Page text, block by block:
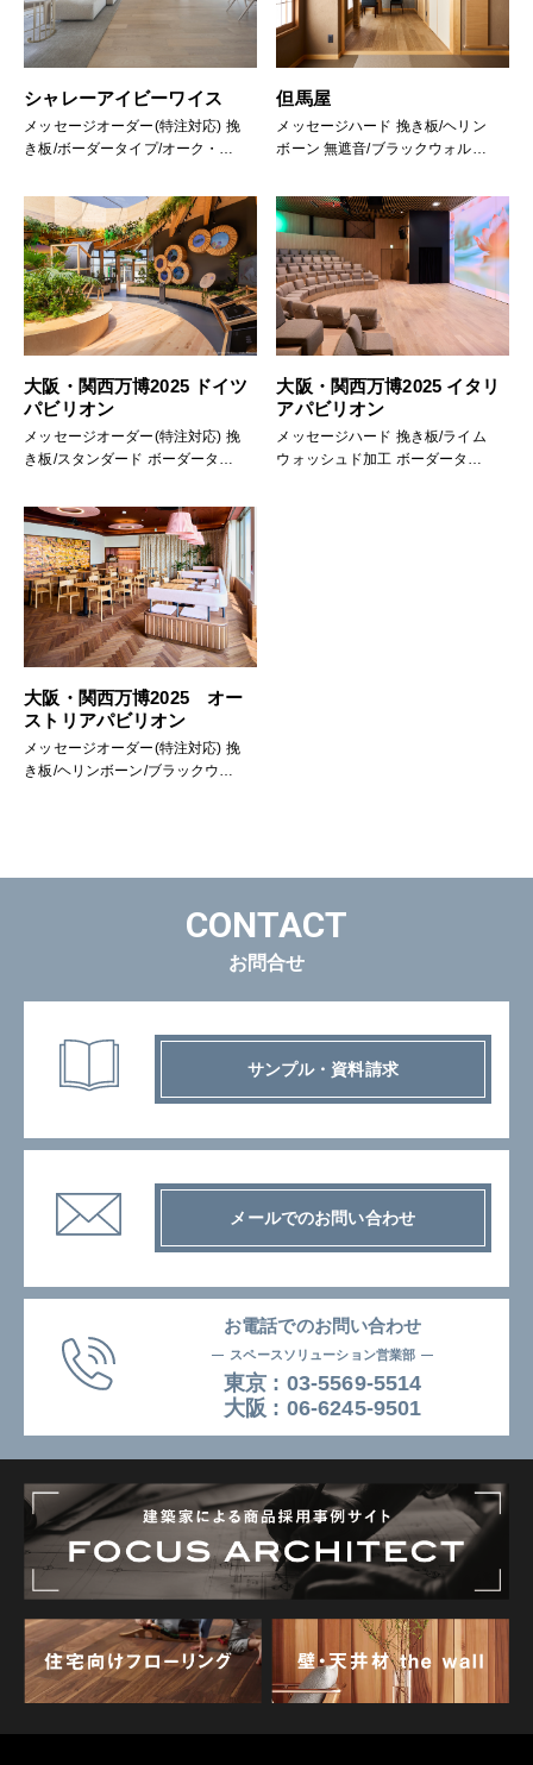
シャレーアイビーワイス
メッセージオーダー(特注対応) 挽
き板/ボーダータイプ/オーク・ホ
但馬屋
メッセージハード 挽き板/ヘリン
ボーン 無遮音/ブラックウォルナ
大阪・関西万博2025 ドイツ
パビリオン
メッセージオーダー(特注対応) 挽
き板/スタンダード ボーダータイ
大阪・関西万博2025 イタリ
アパビリオン
メッセージハード 挽き板/ライム
ウォッシュド加工 ボーダータイ
大阪・関西万博2025 オー
ストリアパビリオン
メッセージオーダー(特注対応) 挽
き板/ヘリンボーン/ブラックウォ
CONTACT
お問合せ
サンプル・資料請求
メールでのお問い合わせ
お電話でのお問い合わせ
スペースソリューション営業部
東京 : 03-5569-5514
⼤阪 : 06-6245-9501